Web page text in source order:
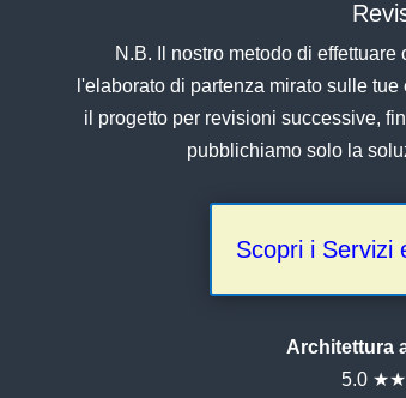
N.B. Il nostro metodo di
l'elaborato di partenza mirato sulle
il progetto per revisioni successive,
pubblichiamo solo la
Scopri i Servizi
Architettura
5.0